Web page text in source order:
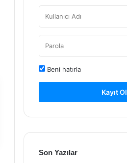
Beni hatırla
Kayıt Ol
Son Yazılar